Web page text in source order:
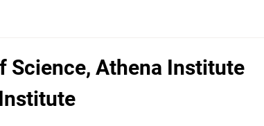
Science, Athena Institute